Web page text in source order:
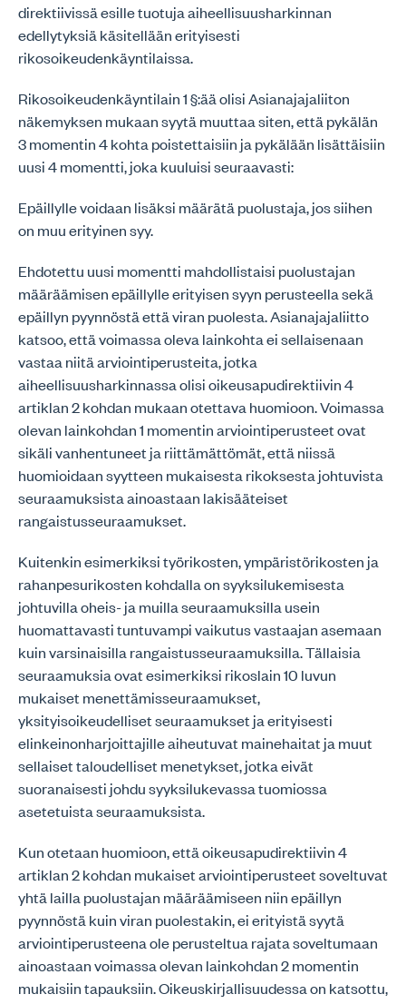
direktiivissä esille tuotuja aiheellisuusharkinnan
edellytyksiä käsitellään erityisesti
rikosoikeudenkäyntilaissa.
Rikosoikeudenkäyntilain 1 §:ää olisi Asianajajaliiton
näkemyksen mukaan syytä muuttaa siten, että pykälän
3 momentin 4 kohta poistettaisiin ja pykälään lisättäisiin
uusi 4 momentti, joka kuuluisi seuraavasti:
Epäillylle voidaan lisäksi määrätä puolustaja, jos siihen
on muu erityinen syy.
Ehdotettu uusi momentti mahdollistaisi puolustajan
määräämisen epäillylle erityisen syyn perusteella sekä
epäillyn pyynnöstä että viran puolesta. Asianajajaliitto
katsoo, että voimassa oleva lainkohta ei sellaisenaan
vastaa niitä arviointiperusteita, jotka
aiheellisuusharkinnassa olisi oikeusapudirektiivin 4
artiklan 2 kohdan mukaan otettava huomioon. Voimassa
olevan lainkohdan 1 momentin arviointiperusteet ovat
sikäli vanhentuneet ja riittämättömät, että niissä
huomioidaan syytteen mukaisesta rikoksesta johtuvista
seuraamuksista ainoastaan lakisääteiset
rangaistusseuraamukset.
Kuitenkin esimerkiksi työrikosten, ympäristörikosten ja
rahanpesurikosten kohdalla on syyksilukemisesta
johtuvilla oheis- ja muilla seuraamuksilla usein
huomattavasti tuntuvampi vaikutus vastaajan asemaan
kuin varsinaisilla rangaistusseuraamuksilla. Tällaisia
seuraamuksia ovat esimerkiksi rikoslain 10 luvun
mukaiset menettämisseuraamukset,
yksityisoikeudelliset seuraamukset ja erityisesti
elinkeinonharjoittajille aiheutuvat mainehaitat ja muut
sellaiset taloudelliset menetykset, jotka eivät
suoranaisesti johdu syyksilukevassa tuomiossa
asetetuista seuraamuksista.
Kun otetaan huomioon, että oikeusapudirektiivin 4
artiklan 2 kohdan mukaiset arviointiperusteet soveltuvat
yhtä lailla puolustajan määräämiseen niin epäillyn
pyynnöstä kuin viran puolestakin, ei erityistä syytä
arviointiperusteena ole perusteltua rajata soveltumaan
ainoastaan voimassa olevan lainkohdan 2 momentin
mukaisiin tapauksiin. Oikeuskirjallisuudessa on katsottu,